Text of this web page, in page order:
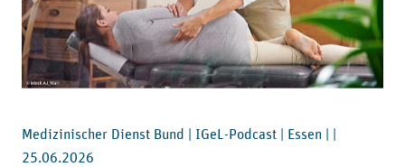
Medizinischer Dienst Bund | IGeL-Podcast | Essen | |
25.06.2026